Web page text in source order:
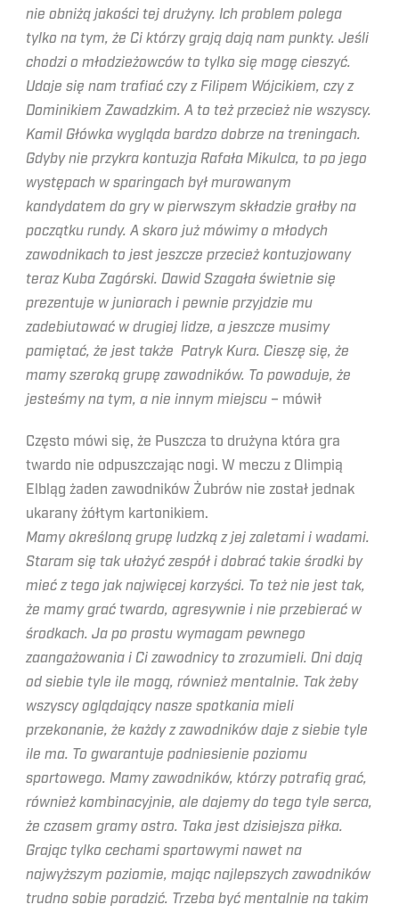
nie obniżą jakości tej drużyny. Ich problem polega
tylko na tym, że Ci którzy grają dają nam punkty. Jeśli
chodzi o młodzieżowców to tylko się mogę cieszyć.
Udaje się nam trafiać czy z Filipem Wójcikiem, czy z
Dominikiem Zawadzkim. A to też przecież nie wszyscy.
Kamil Główka wygląda bardzo dobrze na treningach.
Gdyby nie przykra kontuzja Rafała Mikulca, to po jego
występach w sparingach był murowanym
kandydatem do gry w pierwszym składzie grałby na
początku rundy. A skoro już mówimy o młodych
zawodnikach to jest jeszcze przecież kontuzjowany
teraz Kuba Zagórski. Dawid Szagała świetnie się
prezentuje w juniorach i pewnie przyjdzie mu
zadebiutować w drugiej lidze, a jeszcze musimy
pamiętać, że jest także Patryk Kura. Cieszę się, że
mamy szeroką grupę zawodników. To powoduje, że
jesteśmy na tym, a nie innym miejscu – mówił
Często mówi się, że Puszcza to drużyna która gra
twardo nie odpuszczając nogi. W meczu z Olimpią
Elbląg żaden zawodników Żubrów nie został jednak
ukarany żółtym kartonikiem.
Mamy określoną grupę ludzką z jej zaletami i wadami.
Staram się tak ułożyć zespół i dobrać takie środki by
mieć z tego jak najwięcej korzyści. To też nie jest tak,
że mamy grać twardo, agresywnie i nie przebierać w
środkach. Ja po prostu wymagam pewnego
zaangażowania i Ci zawodnicy to zrozumieli. Oni dają
od siebie tyle ile mogą, również mentalnie. Tak żeby
wszyscy oglądający nasze spotkania mieli
przekonanie, że każdy z zawodników daje z siebie tyle
ile ma. To gwarantuje podniesienie poziomu
sportowego. Mamy zawodników, którzy potrafią grać,
również kombinacyjnie, ale dajemy do tego tyle serca,
że czasem gramy ostro. Taka jest dzisiejsza piłka.
Grając tylko cechami sportowymi nawet na
najwyższym poziomie, mając najlepszych zawodników
trudno sobie poradzić. Trzeba być mentalnie na takim